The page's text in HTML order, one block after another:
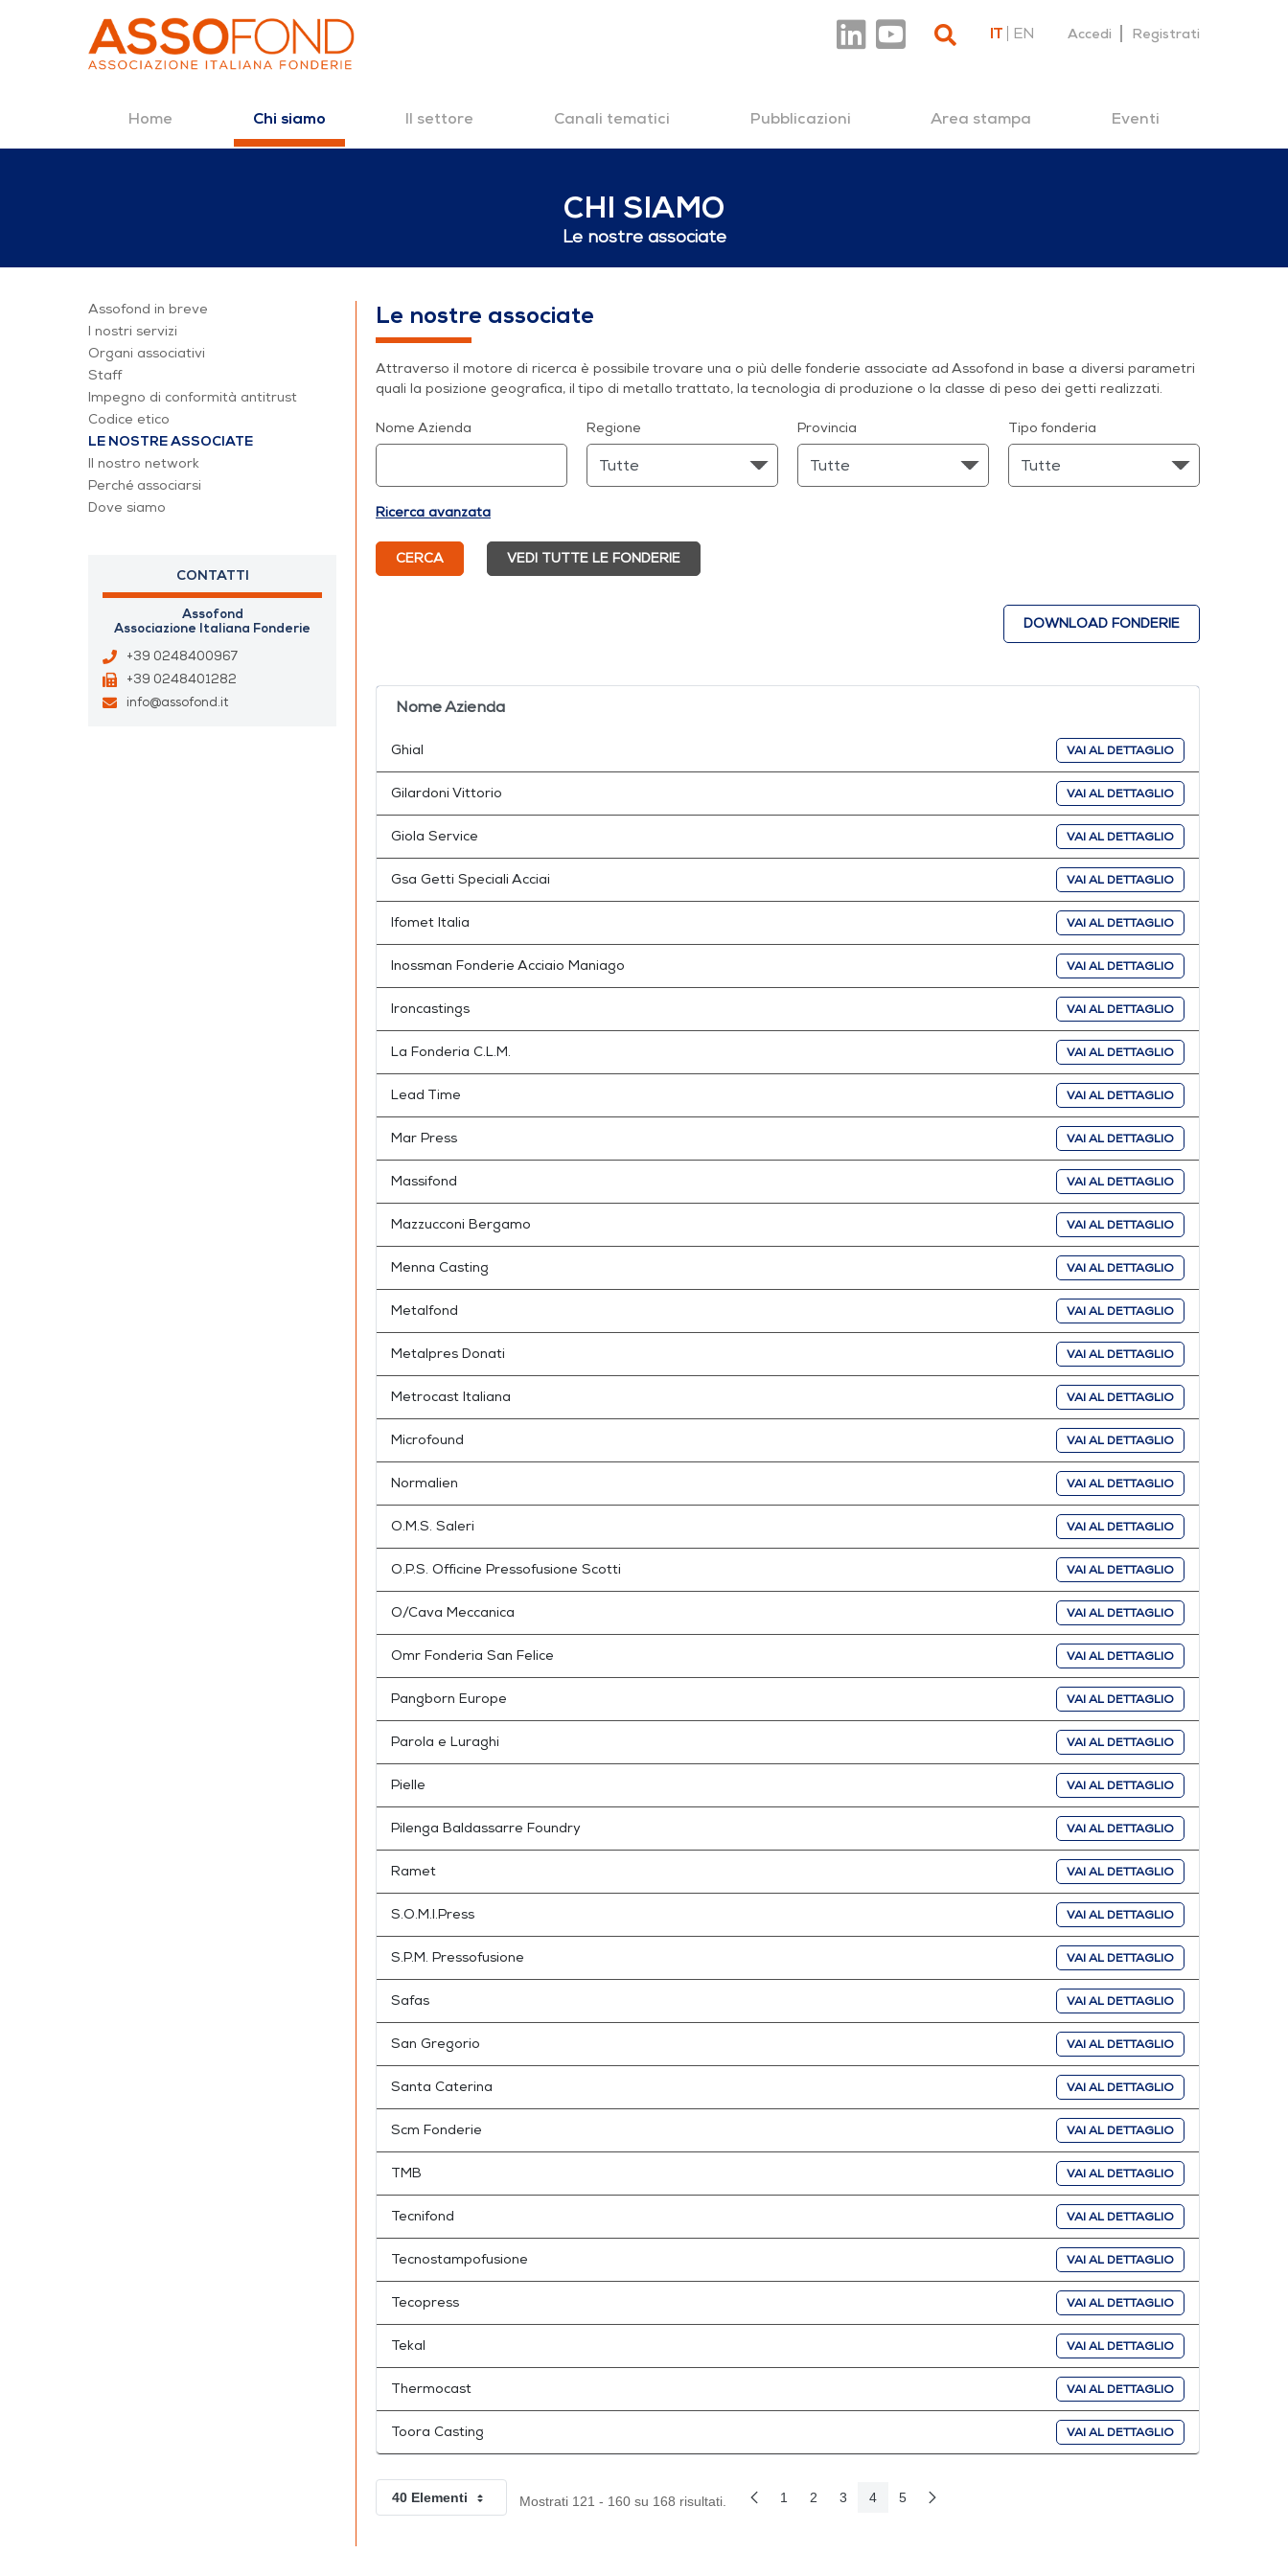
IT EN Accedi Registrati
Home Chi siamo Il settore Canali tematici Pubblicazioni Area stampa Eventi
CHI SIAMO
Le nostre associate
Le nostre associate
Assofond in breve
I nostri servizi
Organi associativi
Staff
Impegno di conformità antitrust
Codice etico
LE NOSTRE ASSOCIATE
Il nostro network
Perché associarsi
Dove siamo
CONTATTI
Assofond
Associazione Italiana Fonderie
+39 0248400967
+39 0248401282
info@assofond.it
Le nostre associate
Attraverso il motore di ricerca è possibile trovare una o più delle fonderie associate ad Assofond in base a diversi parametri
quali la posizione geografica, il tipo di metallo trattato, la tecnologia di produzione o la classe di peso dei getti realizzati.
Nome Azienda Regione Provincia Tipo fonderia
Ricerca avanzata
CERCA VEDI TUTTE LE FONDERIE
DOWNLOAD FONDERIE
Nome Azienda
Ghial VAI AL DETTAGLIO
Gilardoni Vittorio VAI AL DETTAGLIO
Giola Service VAI AL DETTAGLIO
Gsa Getti Speciali Acciai VAI AL DETTAGLIO
Ifomet Italia VAI AL DETTAGLIO
Inossman Fonderie Acciaio Maniago VAI AL DETTAGLIO
Ironcastings VAI AL DETTAGLIO
La Fonderia C.L.M. VAI AL DETTAGLIO
Lead Time VAI AL DETTAGLIO
Mar Press VAI AL DETTAGLIO
Massifond VAI AL DETTAGLIO
Mazzucconi Bergamo VAI AL DETTAGLIO
Menna Casting VAI AL DETTAGLIO
Metalfond VAI AL DETTAGLIO
Metalpres Donati VAI AL DETTAGLIO
Metrocast Italiana VAI AL DETTAGLIO
Microfound VAI AL DETTAGLIO
Normalien VAI AL DETTAGLIO
O.M.S. Saleri VAI AL DETTAGLIO
O.P.S. Officine Pressofusione Scotti VAI AL DETTAGLIO
O/Cava Meccanica VAI AL DETTAGLIO
Omr Fonderia San Felice VAI AL DETTAGLIO
Pangborn Europe VAI AL DETTAGLIO
Parola e Luraghi VAI AL DETTAGLIO
Pielle VAI AL DETTAGLIO
Pilenga Baldassarre Foundry VAI AL DETTAGLIO
Ramet VAI AL DETTAGLIO
S.O.M.I.Press VAI AL DETTAGLIO
S.P.M. Pressofusione VAI AL DETTAGLIO
Safas VAI AL DETTAGLIO
San Gregorio VAI AL DETTAGLIO
Santa Caterina VAI AL DETTAGLIO
Scm Fonderie VAI AL DETTAGLIO
TMB VAI AL DETTAGLIO
Tecnifond VAI AL DETTAGLIO
Tecnostampofusione VAI AL DETTAGLIO
Tecopress VAI AL DETTAGLIO
Tekal VAI AL DETTAGLIO
Thermocast VAI AL DETTAGLIO
Toora Casting VAI AL DETTAGLIO
40 ElementiPer pagina Mostrati 121 - 160 su 168 risultati. Pagina Precedente
1
2
3
4
5 Pagina Seguente